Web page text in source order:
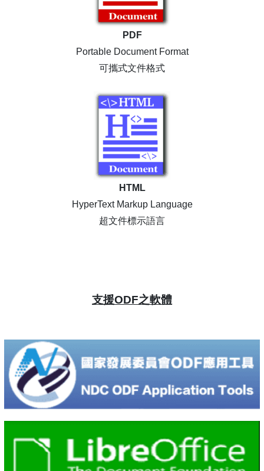
PDF
Portable Document Format
可攜式文件格式
HTML
HyperText Markup Language
超文件標示語言
支援ODF之軟體